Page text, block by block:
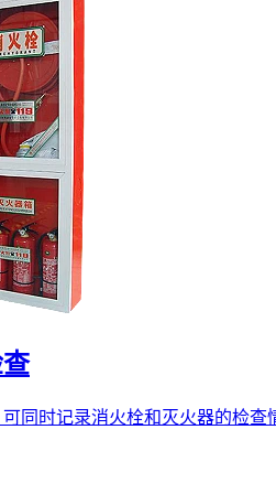
同时记录消火栓和灭火器的检查